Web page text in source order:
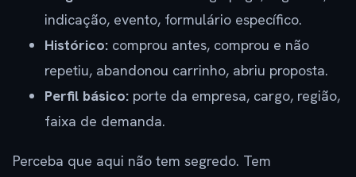
indicação, evento, formulário específico.
Histórico: comprou antes, comprou e não
repetiu, abandonou carrinho, abriu proposta.
Perfil básico: porte da empresa, cargo, região,
faixa de demanda.
Perceba que aqui não tem segredo. Tem